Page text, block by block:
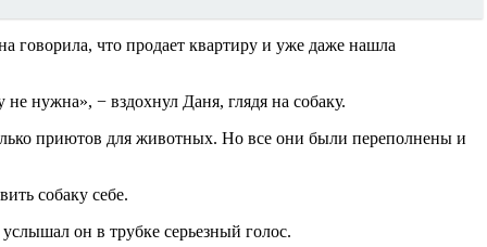
говорила, что продает квартиру и уже даже нашла
нужна», − вздохнул Даня, глядя на собаку.
приютов для животных. Но все они были переполнены и
собаку себе.
он в трубке серьезный голос.